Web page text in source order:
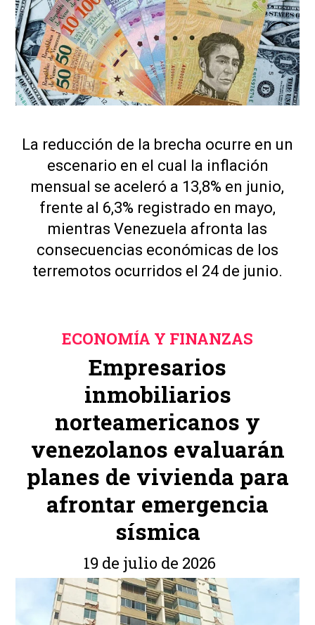
La reducción de la brecha ocurre en un
escenario en el cual la inflación
mensual se aceleró a 13,8% en junio,
frente al 6,3% registrado en mayo,
mientras Venezuela afronta las
consecuencias económicas de los
terremotos ocurridos el 24 de junio.
Empresarios
inmobiliarios
norteamericanos y
venezolanos evaluarán
planes de vivienda para
afrontar emergencia
sísmica
ECONOMÍA Y FINANZAS
19 de julio de 2026